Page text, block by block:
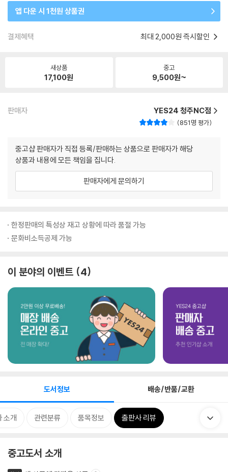
앱 다운 시 1천원 상품권
결제혜택 최대 2,000원 즉시할인
새상품
17,100원
중고
9,500원~
판매자 YES24 청주NC점
851명 평가
중고샵 판매자가 직접 등록/판매하는 상품으로 판매자가 해당
상품과 내용에 모든 책임을 집니다.
판매자에게 문의하기
한정판매의 특성상 재고 상황에 따라 품절 가능
문화비소득공제 가능
이 분야의 이벤트 4
도서정보 배송/반품/교환
소개 관련분류 품목정보 출판사 리뷰
중고도서 소개